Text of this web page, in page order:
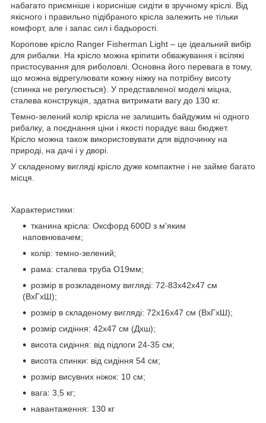
набагато приємніше і корисніше сидіти в зручному кріслі. Від
якісного і правильно підібраного крісла залежить не тільки
комфорт, але і запас сил і бадьорості.
Коропове крісло Ranger Fisherman Light – це ідеальний вибір
для рибалки. На крісло можна кріпити обважування і всілякі
пристосування для риболовлі. Основна його перевага в тому,
що можна відрегулювати кожну ніжку на потрібну висоту
(спинка не регулюється). У представленої моделі міцна,
сталева конструкція, здатна витримати вагу до 130 кг.
Темно-зелений колір крісла не залишить байдужим ні одного
рибалку, а поєднання ціни і якості порадує ваш бюджет.
Крісло можна також використовувати для відпочинку на
природі, на дачі і у дворі.
У складеному вигляді крісло дуже компактне і не займе багато
місця.
Характеристики:
тканина крісла: Оксфорд 600D з м'яким
наповнювачем;
колір: темно-зелений;
рама: сталева труба O19мм;
розмір в розкладеному вигляді: 72-83х42х47 см
(ВхГхШ);
розмір в складеному вигляді: 72х16х47 см (ВхГхШ);
розмір сидіння: 42х47 см (Дхш);
висота сидіння: від підлоги 24-35 см;
висота спинки: від сидіння 54 см;
розмір висувних ніжок: 10 см;
вага: 3,5 кг;
навантаження: 130 кг